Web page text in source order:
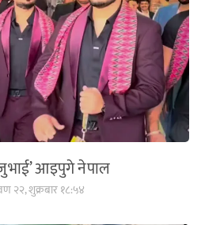
आइपुगे नेपाल
२२, शुक्रबार १८:५४